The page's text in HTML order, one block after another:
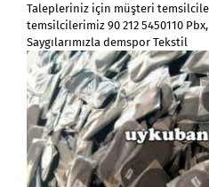
Talepleriniz için müşteri
temsilcilerimiz 90 212 5450110
Saygılarımızla demspor Tekstil